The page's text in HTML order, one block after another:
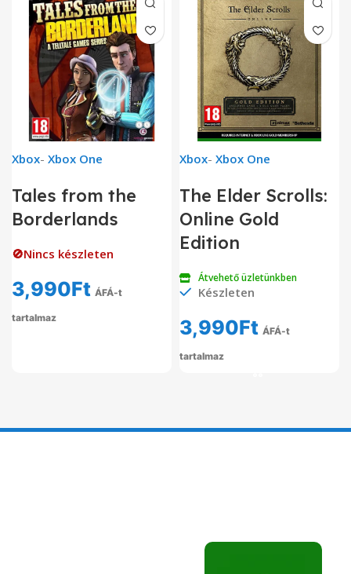
Xbox- Xbox One
Tales from the
Borderlands
🚫Nincs készleten
3,990Ft ÁFÁ-t
tartalmaz
Xbox- Xbox One
The Elder Scrolls:
Online Gold
Edition
Átvehető üzletünkben
Készleten
3,990Ft ÁFÁ-t
tartalmaz